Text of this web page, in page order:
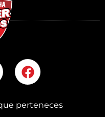
F
a
e
perteneces